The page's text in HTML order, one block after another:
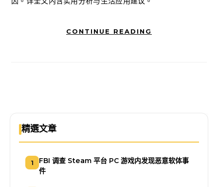
CONTINUE READING
精選文章
1
FBI 调查 Steam 平台 PC 游戏内发现恶意软体事
件